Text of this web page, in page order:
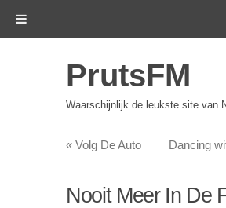
PrutsFM
Waarschijnlijk de leukste site van
« Volg De Auto Dancing
Nooit Meer In De